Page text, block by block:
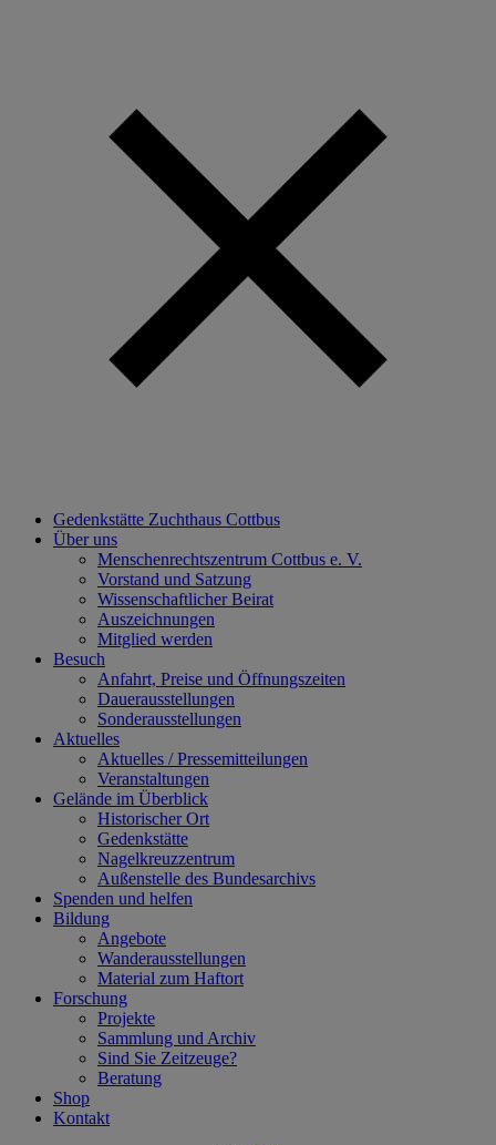
Gedenkstätte Zuchthaus Cottbus
Über uns
Menschenrechtszentrum Cottbus e. V.
Vorstand und Satzung
Wissenschaftlicher Beirat
Auszeichnungen
Mitglied werden
Besuch
Anfahrt, Preise und Öffnungszeiten
Dauerausstellungen
Sonderausstellungen
Aktuelles
Aktuelles / Pressemitteilungen
Veranstaltungen
Gelände im Überblick
Historischer Ort
Gedenkstätte
Nagelkreuzzentrum
Außenstelle des Bundesarchivs
Spenden und helfen
Bildung
Angebote
Wanderausstellungen
Material zum Haftort
Forschung
Projekte
Sammlung und Archiv
Sind Sie Zeitzeuge?
Beratung
Shop
Kontakt